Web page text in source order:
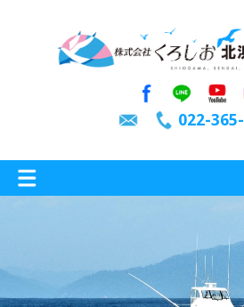
022-
特選情報